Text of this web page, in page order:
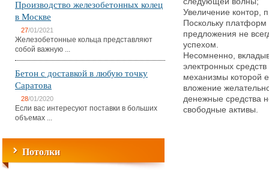
Производство железобетонных колец
в Москве
27/01/2021
Железобетонные кольца представляют
собой важную ...
Бетон с доставкой в любую точку
Саратова
28/01/2020
Если вас интересуют поставки в больших
объемах ...
Потолки
Увеличение контор,
Поскольку
предложения не
успехом.
Несомненно,
электронных
механизмы которой
вложение
денежные средства
свободные активы.